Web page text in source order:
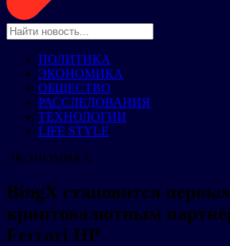
ПОЛИТИКА
ЭКОНОМИКА
ОБЩЕСТВО
РАССЛЕДОВАНИЯ
ТЕХНОЛОГИИ
LIFE STYLE
ЭКОНОМИКА
BingX становится
криптовалютным
Ferrari HP